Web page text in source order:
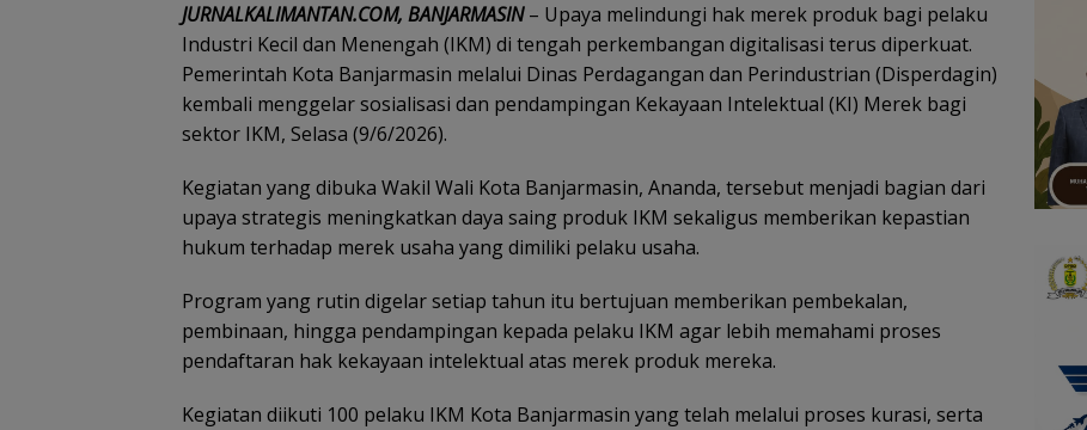
JURNALKALIMANTAN.COM, BANJARMASIN– Upaya melindungi hak merek produk bagi pelaku
Industri Kecil dan Menengah (IKM) di tengah perkembangan digitalisasi terus diperkuat.
Pemerintah Kota Banjarmasin melalui Dinas Perdagangan dan Perindustrian (Disperdagin)
kembali menggelar sosialisasi dan pendampingan Kekayaan Intelektual (KI) Merek bagi
sektor IKM, Selasa (9/6/2026).
Kegiatan yang dibuka Wakil Wali Kota Banjarmasin, Ananda, tersebut menjadi bagian dari
upaya strategis meningkatkan daya saing produk IKM sekaligus memberikan kepastian
hukum terhadap merek usaha yang dimiliki pelaku usaha.
Program yang rutin digelar setiap tahun itu bertujuan memberikan pembekalan,
pembinaan, hingga pendampingan kepada pelaku IKM agar lebih memahami proses
pendaftaran hak kekayaan intelektual atas merek produk mereka.
Kegiatan diikuti 100 pelaku IKM Kota Banjarmasin yang telah melalui proses kurasi, serta